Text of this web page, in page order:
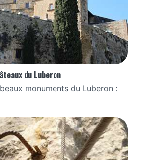
du Luberon
monuments du Luberon :